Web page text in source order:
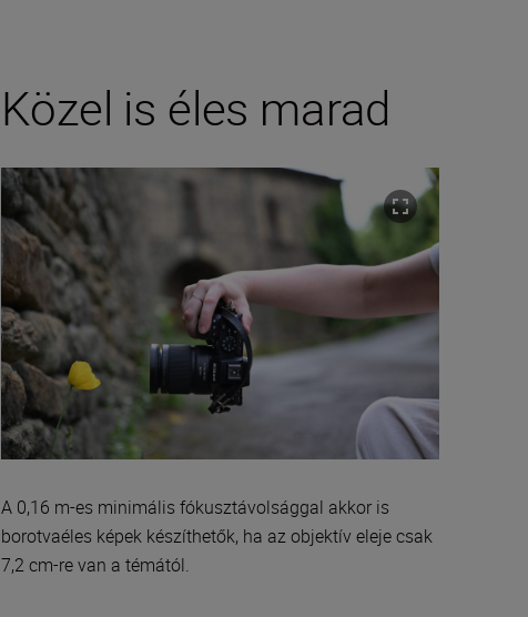
Közel is éles marad
A 0,16 m-es minimális fókusztávolsággal akkor is
borotvaéles képek készíthetők, ha az objektív eleje csak
7,2 cm-re van a témától.